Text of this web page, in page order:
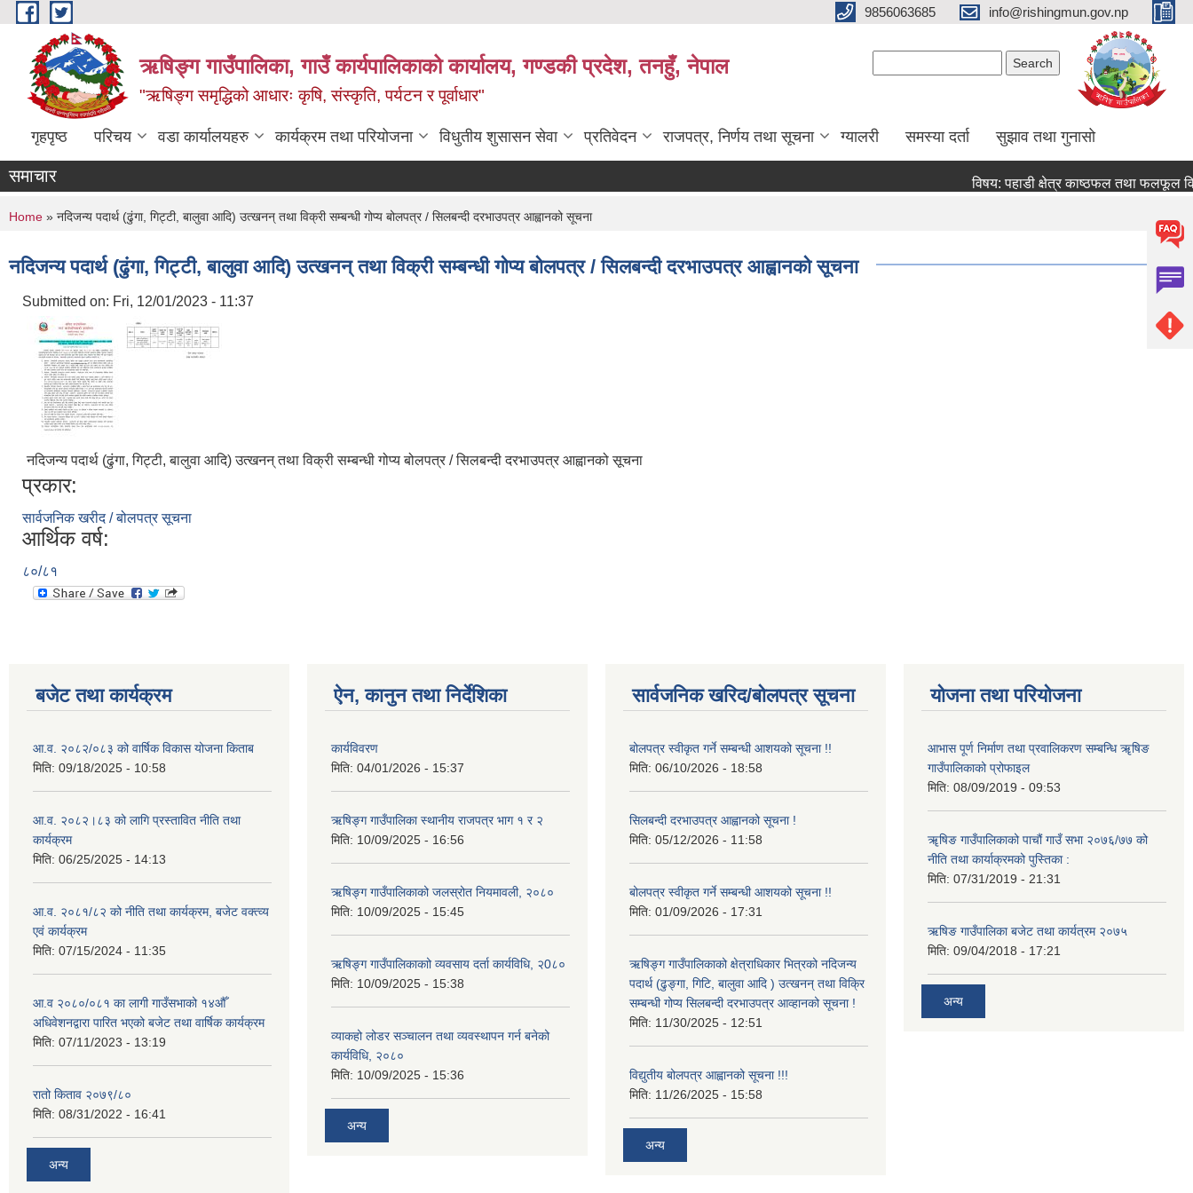
Skip to main content 9856063685 info@rishingmun.gov.np
ऋषिङ्ग गाउँपालिका, गाउँ कार्यपालिकाको कार्यालय, गण्डकी प्रदेश, तनहुँ, नेपाल
"ऋषिङ्ग समृद्धिको आधारः कृषि, संस्कृति, पर्यटन र पूर्वाधार"
गृहपृष्ठ परिचय वडा कार्यालयहरु कार्यक्रम तथा परियोजना विधुतीय शुसासन सेवा प्रतिवेदन राजपत्र, निर्णय तथा सूचना ग्यालरी समस्या दर्ता सुझाव तथा गुनासो
समाचार विषय: पहाडी क्षेत्र काष्ठफल तथा फलफूल
You are here
Home » नदिजन्य पदार्थ (ढुंगा, गिट्टी, बालुवा आदि) उत्खनन् तथा विक्री सम्बन्धी गोप्य बोलपत्र / सिलबन्दी दरभाउपत्र आह्वानको सूचना
नदिजन्य पदार्थ (ढुंगा, गिट्टी, बालुवा आदि) उत्खनन् तथा विक्री सम्बन्धी गोप्य बोलपत्र / सिलबन्दी दरभाउपत्र आह्वानको सूचना
Submitted on: Fri, 12/01/2023 - 11:37
नदिजन्य पदार्थ (ढुंगा, गिट्टी, बालुवा आदि) उत्खनन् तथा विक्री सम्बन्धी गोप्य बोलपत्र / सिलबन्दी दरभाउपत्र आह्वानको सूचना
प्रकार:
सार्वजनिक खरीद / बोलपत्र सूचना
आर्थिक वर्ष:
८०/८१
बजेट तथा कार्यक्रम
आ.व. २०८२/०८३ को वार्षिक विकास योजना किताब
मिति: 09/18/2025 - 10:58
आ.व. २०८२।८३ को लागि प्रस्तावित नीति तथा
कार्यक्रम
मिति: 06/25/2025 - 14:13
आ.व. २०८१/८२ को नीति तथा कार्यक्रम, बजेट वक्त्व्य
एवं कार्यक्रम
मिति: 07/15/2024 - 11:35
आ.व २०८०/०८१ का लागी गाउँसभाको १४औँ
अधिवेशनद्वारा पारित भएको बजेट तथा वार्षिक कार्यक्रम
मिति: 07/11/2023 - 13:19
रातो किताव २०७९/८०
मिति: 08/31/2022 - 16:41
अन्य
ऐन, कानुन तथा निर्देशिका
कार्यविवरण
मिति: 04/01/2026 - 15:37
ऋषिङ्ग गाउँपालिका स्थानीय राजपत्र भाग १ र २
मिति: 10/09/2025 - 16:56
ऋषिङ्ग गाउँपालिकाको जलस्रोत नियमावली, २०८०
मिति: 10/09/2025 - 15:45
ऋषिङ्ग गाउँपालिकाकाो व्यवसाय दर्ता कार्यविधि, २0८०
मिति: 10/09/2025 - 15:38
व्याकहो लोडर सञ्चालन तथा व्यवस्थापन गर्न बनेको
कार्यविधि, २०८०
मिति: 10/09/2025 - 15:36
अन्य
सार्वजनिक खरिद/बोलपत्र सूचना
बोलपत्र स्वीकृत गर्ने सम्बन्धी आशयको सूचना !!
मिति: 06/10/2026 - 18:58
सिलबन्दी दरभाउपत्र आह्वानको सूचना !
मिति: 05/12/2026 - 11:58
बोलपत्र स्वीकृत गर्ने सम्बन्धी आशयको सूचना !!
मिति: 01/09/2026 - 17:31
ऋषिङ्ग गाउँपालिकाको क्षेत्राधिकार भित्रको नदिजन्य
पदार्थ (ढुङ्गा, गिटि, बालुवा आदि ) उत्खनन् तथा विक्रि
सम्बन्धी गोप्य सिलबन्दी दरभाउपत्र आव्हानको सूचना !
मिति: 11/30/2025 - 12:51
विद्युतीय बोलपत्र आह्वानको सूचना !!!
मिति: 11/26/2025 - 15:58
अन्य
योजना तथा परियोजना
आभास पूर्ण निर्माण तथा प्रवालिकरण सम्बन्धि ॠषिङ
गाउँपालिकाको प्रोफाइल
मिति: 08/09/2019 - 09:53
ॠषिङ गाउँपालिकाको पाचौं गाउँ सभा २०७६/७७ को
नीति तथा कार्याक्रमको पुस्तिका :
मिति: 07/31/2019 - 21:31
ऋषिङ गाउँपालिका बजेट तथा कार्यत्रम २०७५
मिति: 09/04/2018 - 17:21
अन्य